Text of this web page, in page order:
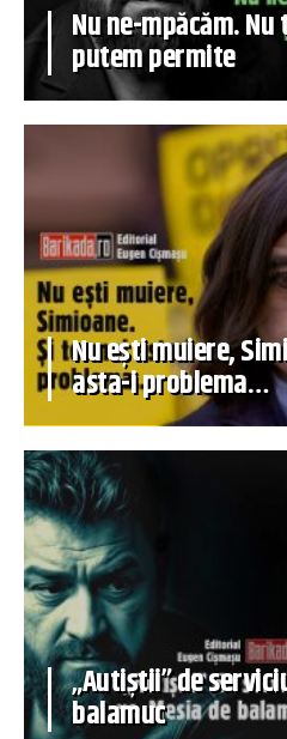
Nu ne-mpăcăm.
putem permite
Nu ești muiere,
asta-i problema…
„Autiștii” de
balamuc